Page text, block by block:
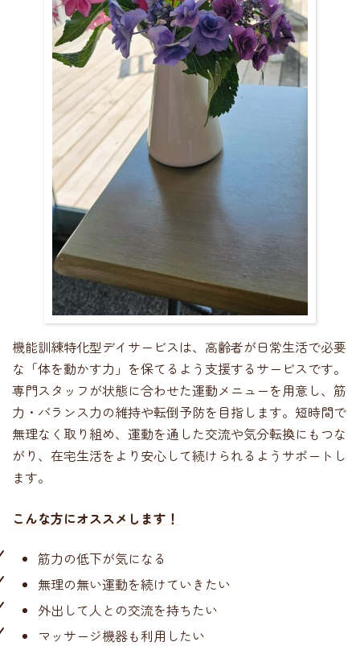
機能訓練特化型デイサービスは、高齢者が日常生活で必要
な「体を動かす力」を保てるよう支援するサービスです。
専門スタッフが状態に合わせた運動メニューを用意し、筋
力・バランス力の維持や転倒予防を目指します。短時間で
無理なく取り組め、運動を通した交流や気分転換にもつな
がり、在宅生活をより安心して続けられるようサポートし
ます。
こんな方にオススメします！
筋力の低下が気になる
無理の無い運動を続けていきたい
外出して人との交流を持ちたい
マッサージ機器も利用したい